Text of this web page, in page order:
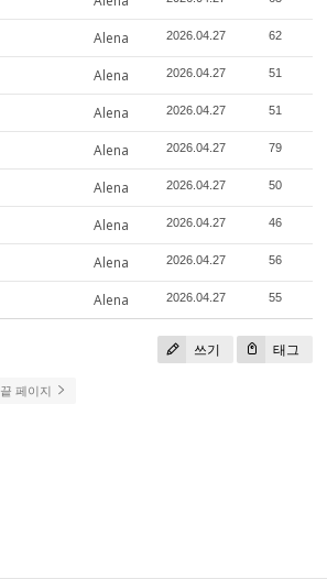
Alena 2026.04.27 62
Alena 2026.04.27 51
Alena 2026.04.27 51
Alena 2026.04.27 79
Alena 2026.04.27 50
Alena 2026.04.27 46
Alena 2026.04.27 56
Alena 2026.04.27 55
쓰기 태그
끝 페이지